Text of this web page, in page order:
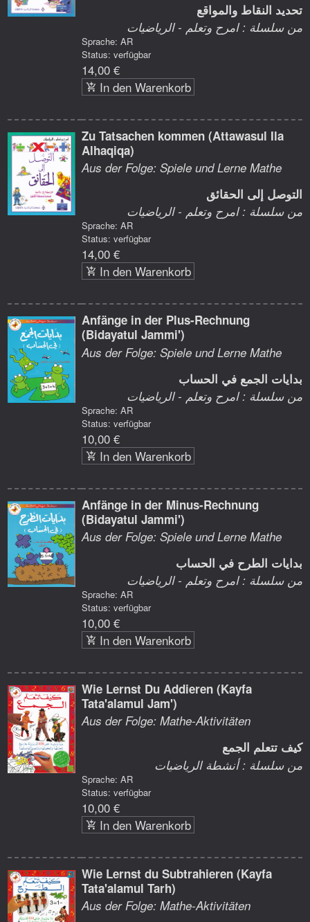
تحديد النقاط والمواقع
من سلسلة : امرح وتعلم - الرياضيات
Sprache: AR
Status: verfügbar
14,00 €
In den Warenkorb
Zu Tatsachen kommen (Attawasul Ila
Alhaqiqa)
Aus der Folge: Spiele und Lerne Mathe
التوصل إلى الحقائق
من سلسلة : امرح وتعلم - الرياضيات
Sprache: AR
Status: verfügbar
14,00 €
In den Warenkorb
Anfänge in der Plus-Rechnung
(Bidayatul Jammi')
Aus der Folge: Spiele und Lerne Mathe
بدايات الجمع في الحساب
من سلسلة : امرح وتعلم - الرياضيات
Sprache: AR
Status: verfügbar
10,00 €
In den Warenkorb
Anfänge in der Minus-Rechnung
(Bidayatul Jammi')
Aus der Folge: Spiele und Lerne Mathe
بدايات الطرح في الحساب
من سلسلة : امرح وتعلم - الرياضيات
Sprache: AR
Status: verfügbar
10,00 €
In den Warenkorb
Wie Lernst Du Addieren (Kayfa
Tata'alamul Jam')
Aus der Folge: Mathe-Aktivitäten
كيف تتعلم الجمع
من سلسلة : أنشطة الرياضيات
Sprache: AR
Status: verfügbar
10,00 €
In den Warenkorb
Wie Lernst du Subtrahieren (Kayfa
Tata'alamul Tarh)
Aus der Folge: Mathe-Aktivitäten